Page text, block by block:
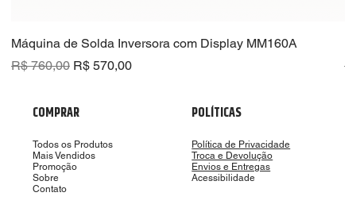
Máquina de Solda Inversora com Display MM160A
Preço normal
R$ 760,00 Preço promocional
R$ 570,00
COMPRAR
Todos os Produtos
Mais Vendidos
Promoção
Sobre
Contato
POLÍTICAS
Política de Privacidade
Troca e Devolução
Envios e Entregas
Acessibilidade